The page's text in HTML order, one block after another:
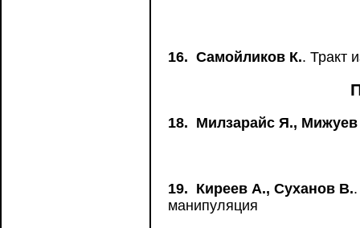
16. Самойликов К.. Тракт
18. Милзарайс Я.,
19. Киреев А., Суханов В.
манипуляция